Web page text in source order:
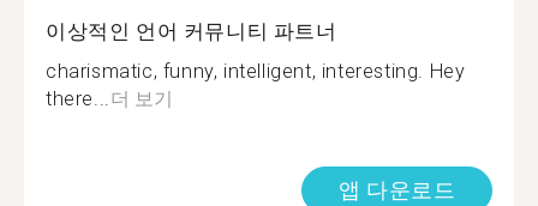
이상적인 언어 커뮤니티 파트너
charismatic, funny, intelligent, interesting. Hey
there...더 보기
앱 다운로드